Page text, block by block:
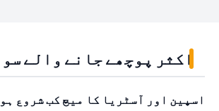
اکثر پوچھے جانے والے
اسپین اور آسٹریا کا میچ کب شروع